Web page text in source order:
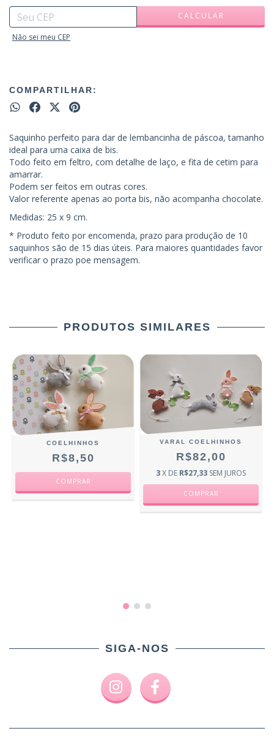
CALCULAR
Não sei meu CEP
COMPARTILHAR:
Saquinho perfeito para dar de lembancinha de páscoa, tamanho
ideal para uma caixa de bis.
Todo feito em feltro, com detalhe de laço, e fita de cetim para
amarrar.
Podem ser feitos em outras cores.
Valor referente apenas ao porta bis, não acompanha chocolate.
Medidas: 25 x 9 cm.
* Produto feito por encomenda, prazo para produção de 10
saquinhos são de 15 dias úteis. Para maiores quantidades favor
verificar o prazo poe mensagem.
PRODUTOS SIMILARES
COELHINHOS
R$8,50
VARAL COELHINHOS
R$82,00
3X DE R$27,33 SEM JUROS
SIGA-NOS